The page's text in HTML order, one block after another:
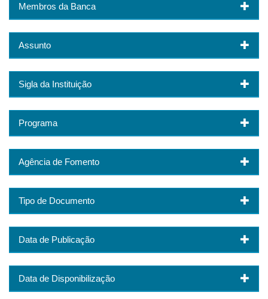
Membros da Banca
Assunto
Sigla da Instituição
Programa
Agência de Fomento
Tipo de Documento
Data de Publicação
Data de Disponibilização